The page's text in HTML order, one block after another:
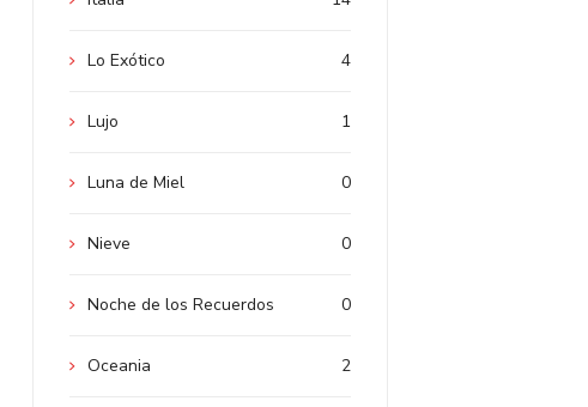
4
Lo Exótico
1
Lujo
0
Luna de Miel
0
Nieve
0
Noche de los Recuerdos
2
Oceania